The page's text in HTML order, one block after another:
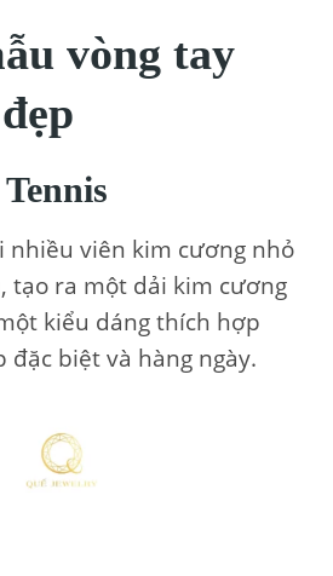
vòng tay
viên kim cương nhỏ
tạo ra một dải kim cương
kiểu dáng thích hợp
đặc biệt và hàng ngày.